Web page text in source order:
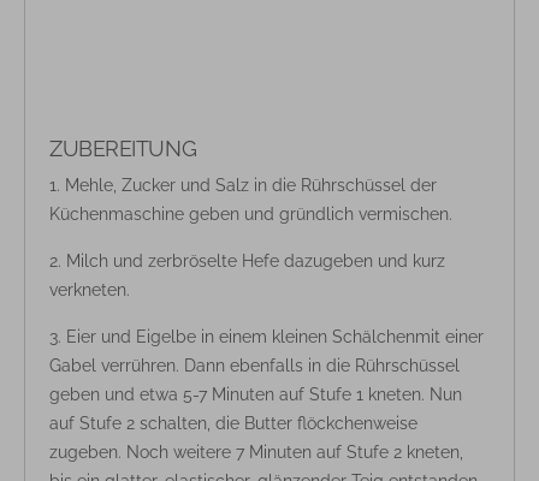
ZUBEREITUNG
Mehle, Zucker und Salz in die Rührschüssel der
Küchenmaschine geben und gründlich vermischen.
Milch und zerbröselte Hefe dazugeben und kurz
verkneten.
Eier und Eigelbe in einem kleinen Schälchenmit einer
Gabel verrühren. Dann ebenfalls in die Rührschüssel
geben und etwa 5-7 Minuten auf Stufe 1 kneten. Nun
auf Stufe 2 schalten, die Butter flöckchenweise
zugeben. Noch weitere 7 Minuten auf Stufe 2 kneten,